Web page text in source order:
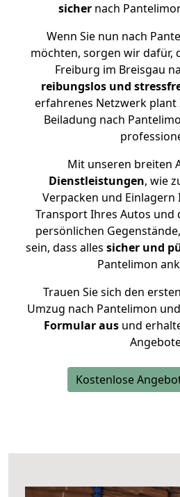
sichernach
Wenn Sie nun nach
möchten, sorgen wir dafür,
Freiburg im Breisgau
reibungslos und
erfahrenes Netzwerk
Beiladung nach
Mit unseren breiten
Dienstleistungen, wie
Verpacken und
Transport Ihres Autos und
persönlichen
sein, dass alles sicher und
Pantelimon
Trauen Sie sich den
Umzug nach Pantelimon und
Formular ausund
Kostenlose